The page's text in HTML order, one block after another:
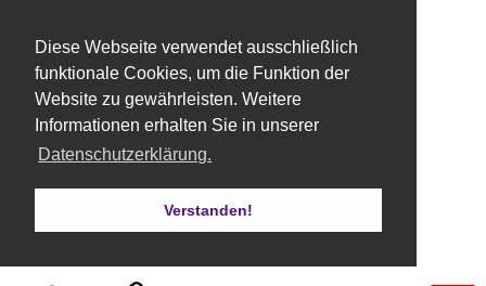
Diese Webseite verwendet ausschließlich
funktionale Cookies, um die Funktion der
Website zu gewährleisten. Weitere
Informationen erhalten Sie in unserer
Datenschutzerklärung.
Verstanden!